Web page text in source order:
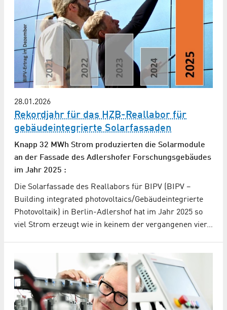
28.01.2026
Rekordjahr für das HZB-Reallabor für
gebäudeintegrierte Solarfassaden
Knapp 32 MWh Strom produzierten die Solarmodule
an der Fassade des Adlershofer Forschungsgebäudes
im Jahr 2025 :
Die Solarfassade des Reallabors für BIPV (BIPV –
Building integrated photovoltaics/Gebäudeintegrierte
Photovoltaik) in Berlin-Adlershof hat im Jahr 2025 so
viel Strom erzeugt wie in keinem der vergangenen vier…